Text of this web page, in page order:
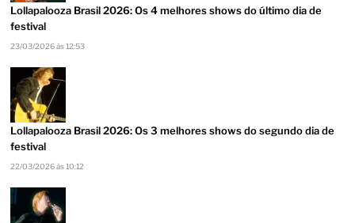
Lollapalooza Brasil 2026: Os 4 melhores shows do último dia de
festival
23/03/2026 às 12:53
Lollapalooza Brasil 2026: Os 3 melhores shows do segundo dia de
festival
22/03/2026 às 10:12